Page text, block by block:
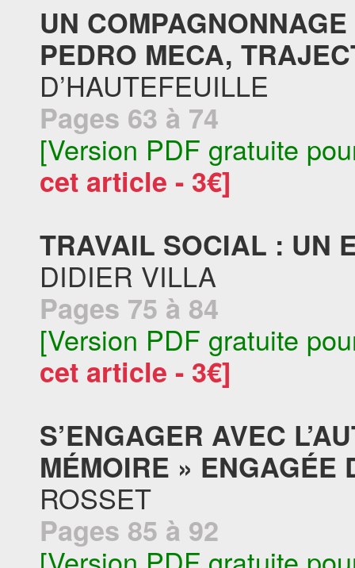
UN
PEDRO MECA,
D’HAUTEFEUILLE
Pages 63 à 74
[Version PDF gratuite
cet article - 3€]
TRAVAIL SOCIAL : UN
DIDIER VILLA
Pages 75 à 84
[Version PDF gratuite
cet article - 3€]
S’ENGAGER AVEC
MÉMOIRE » ENGAGÉE
ROSSET
Pages 85 à 92